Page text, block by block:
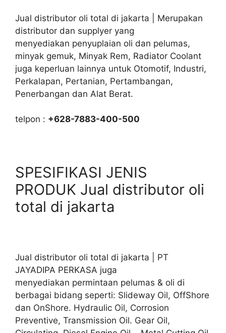
Jual distributor oli total di jakarta | Merupakan
distributor dan supplyer yang
menyediakan penyuplaian oli dan pelumas,
minyak gemuk, Minyak Rem, Radiator Coolant
juga keperluan lainnya untuk Otomotif, Industri,
Perkalapan, Pertanian, Pertambangan,
Penerbangan dan Alat Berat.
telpon : +628-7883-400-500
SPESIFIKASI JENIS
PRODUK Jual distributor oli
total di jakarta
Jual distributor oli total di jakarta | PT
JAYADIPA PERKASA juga
menyediakan permintaan pelumas & oli di
berbagai bidang seperti: Slideway Oil, OffShore
dan OnShore. Hydraulic Oil, Corrosion
Preventive, Transmission Oil. Gear Oil,